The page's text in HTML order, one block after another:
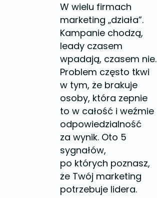
W wielu firmach
marketing „działa”.
Kampanie chodzą,
leady czasem
wpadają, czasem nie.
Problem często tkwi
w tym, że brakuje
osoby, która zepnie
to w całość i weźmie
odpowiedzialność
za wynik. Oto 5
sygnałów,
po których poznasz,
że Twój marketing
potrzebuje lidera.